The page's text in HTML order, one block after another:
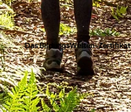
Das BildungsWelten-Zertifikat